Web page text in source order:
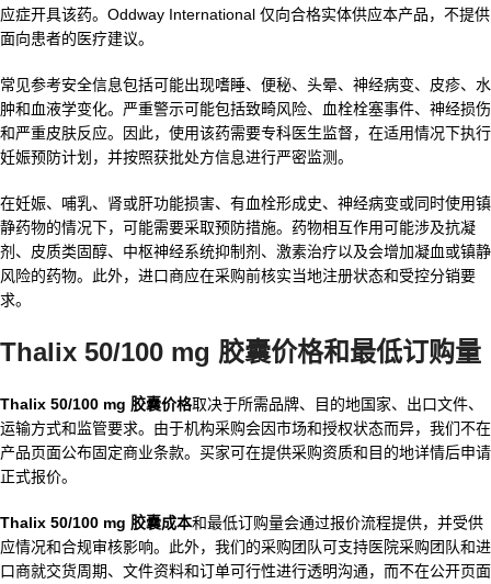
应症开具该药。Oddway International 仅向合格实体供应本产品，不提供
面向患者的医疗建议。
常见参考安全信息包括可能出现嗜睡、便秘、头晕、神经病变、皮疹、水
肿和血液学变化。严重警示可能包括致畸风险、血栓栓塞事件、神经损伤
和严重皮肤反应。因此，使用该药需要专科医生监督，在适用情况下执行
妊娠预防计划，并按照获批处方信息进行严密监测。
在妊娠、哺乳、肾或肝功能损害、有血栓形成史、神经病变或同时使用镇
静药物的情况下，可能需要采取预防措施。药物相互作用可能涉及抗凝
剂、皮质类固醇、中枢神经系统抑制剂、激素治疗以及会增加凝血或镇静
风险的药物。此外，进口商应在采购前核实当地注册状态和受控分销要
求。
Thalix 50/100 mg 胶囊价格和最低订购量
Thalix 50/100 mg 胶囊价格取决于所需品牌、目的地国家、出口文件、
运输方式和监管要求。由于机构采购会因市场和授权状态而异，我们不在
产品页面公布固定商业条款。买家可在提供采购资质和目的地详情后申请
正式报价。
Thalix 50/100 mg 胶囊成本和最低订购量会通过报价流程提供，并受供
应情况和合规审核影响。此外，我们的采购团队可支持医院采购团队和进
口商就交货周期、文件资料和订单可行性进行透明沟通，而不在公开页面